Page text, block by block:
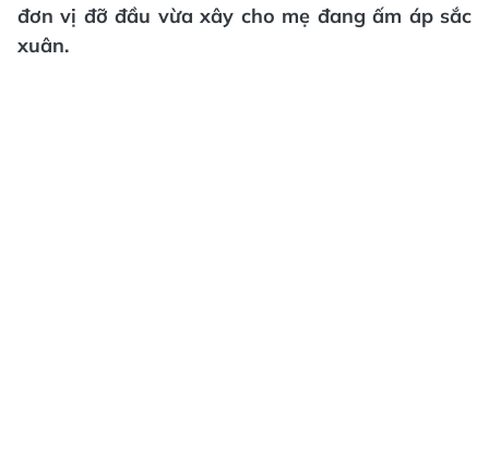
đơn vị đỡ đầu vừa xây cho mẹ đang ấm áp sắc
xuân.